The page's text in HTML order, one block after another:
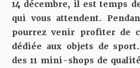
14 décembre, il est temps
qui vous attendent.
pourrez venir profiter de
dédiée aux objets de
des 11 mini-shops de